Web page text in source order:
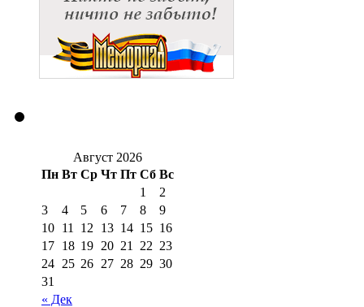
Август 2026
Пн Вт Ср Чт Пт Сб Вс
« Дек
1
2
3
4 5 6 7 8
9
10 11 12 13 14 15 16
17 18 19 20 21 22 23
24 25 26 27 28 29 30
31